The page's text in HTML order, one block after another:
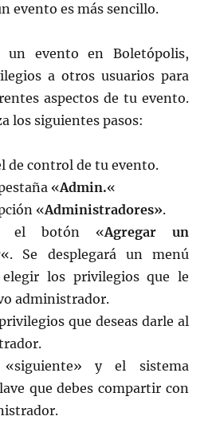
evento es más sencillo.
un evento en Boletópolis,
a otros usuarios para
aspectos de tu evento.
los siguientes pasos:
de control de tu evento.
«Admin.«
«Administradores».
el botón «Agregar un
«. Se desplegará un menú
elegir los privilegios que le
administrador.
que deseas darle al
y el sistema
que debes compartir con